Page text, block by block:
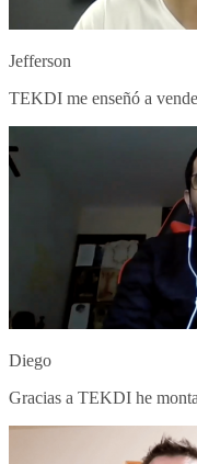
Jefferson
TEKDI me enseñó a
Diego
Gracias a TEKDI he